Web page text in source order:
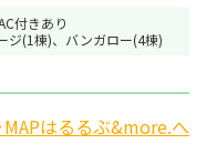
付きあり
ジ(1棟)、バンガロー(4棟)
はるるぶ&more.へ